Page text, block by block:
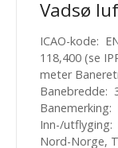
Vadsø
ICAO-kode:
118,400 (se
meter
Banebredde:
Banemerking:
Inn-/utflyging:
Nord-Norge,